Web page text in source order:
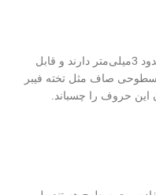
حروف کالیگرافی چوبی ضخامت کمی در حدود 3میلی‌متر دارند و قابل
صاف مثل تخته فیبر
حروف را چسباند.